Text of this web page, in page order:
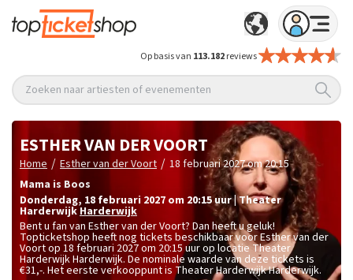
Op basis van 113.182reviews
Zoeken naar artiesten of evenementen
ESTHER VAN DER VOORT
Home / Esther van der Voort / 18 februari 2027 om 20:15
Mama is Boos
donderdag, 18 februari 2027 om 20:15uur|Theater
HarderwijkHarderwijk
Bent u fan van Esther van der Voort? Dan heeft u geluk!
Topticketshop heeft nog tickets beschikbaar voor Esther van der
Voort op 18 februari 2027 om 20:15 uur op locatie Theater
Harderwijk Harderwijk. De nominale waarde van deze tickets is
€31,-. Het eerste verkooppunt is Theater Harderwijk Harderwijk.